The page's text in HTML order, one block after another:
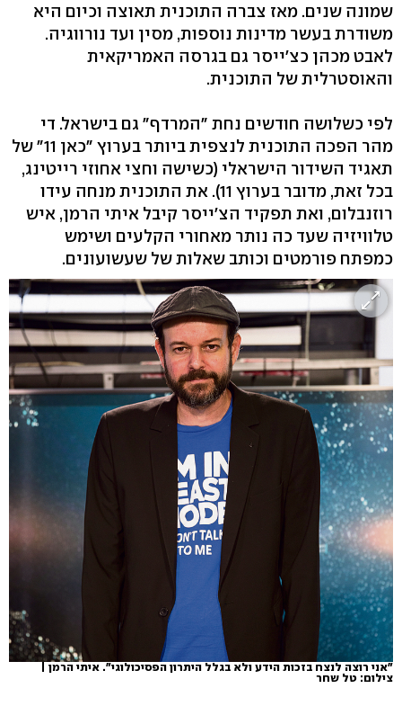
שמונה שנים. מאז צברה התוכנית תאוצה וכיום היא
משודרת בעשר מדינות נוספות, מסין ועד נורווגיה.
לאבט מכהן כצ'ייסר גם בגרסה האמריקאית
והאוסטרלית של התוכנית.
לפי כשלושה חודשים נחת "המרדף" גם בישראל. די
מהר הפכה התוכנית לנצפית ביותר בערוץ "כאן 11" של
תאגיד השידור הישראלי (כשישה וחצי אחוזי רייטינג,
בכל זאת, מדובר בערוץ 11). את התוכנית מנחה עידו
רוזנבלום, ואת תפקיד הצ'ייסר קיבל איתי הרמן, איש
טלוויזיה שעד כה נותר מאחורי הקלעים ושימש
כמפתח פורמטים וכותב שאלות של שעשועונים.
"אני רוצה לנצח בזכות הידע ולא בגלל היתרון הפסיכולוגי". איתי הרמן |
צילום: טל שחר